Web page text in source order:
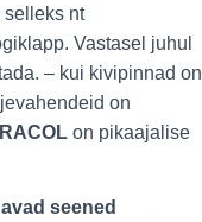
selleks nt
Vastasel juhul
– kui kivipinnad on
on
on pikaajalise
seened